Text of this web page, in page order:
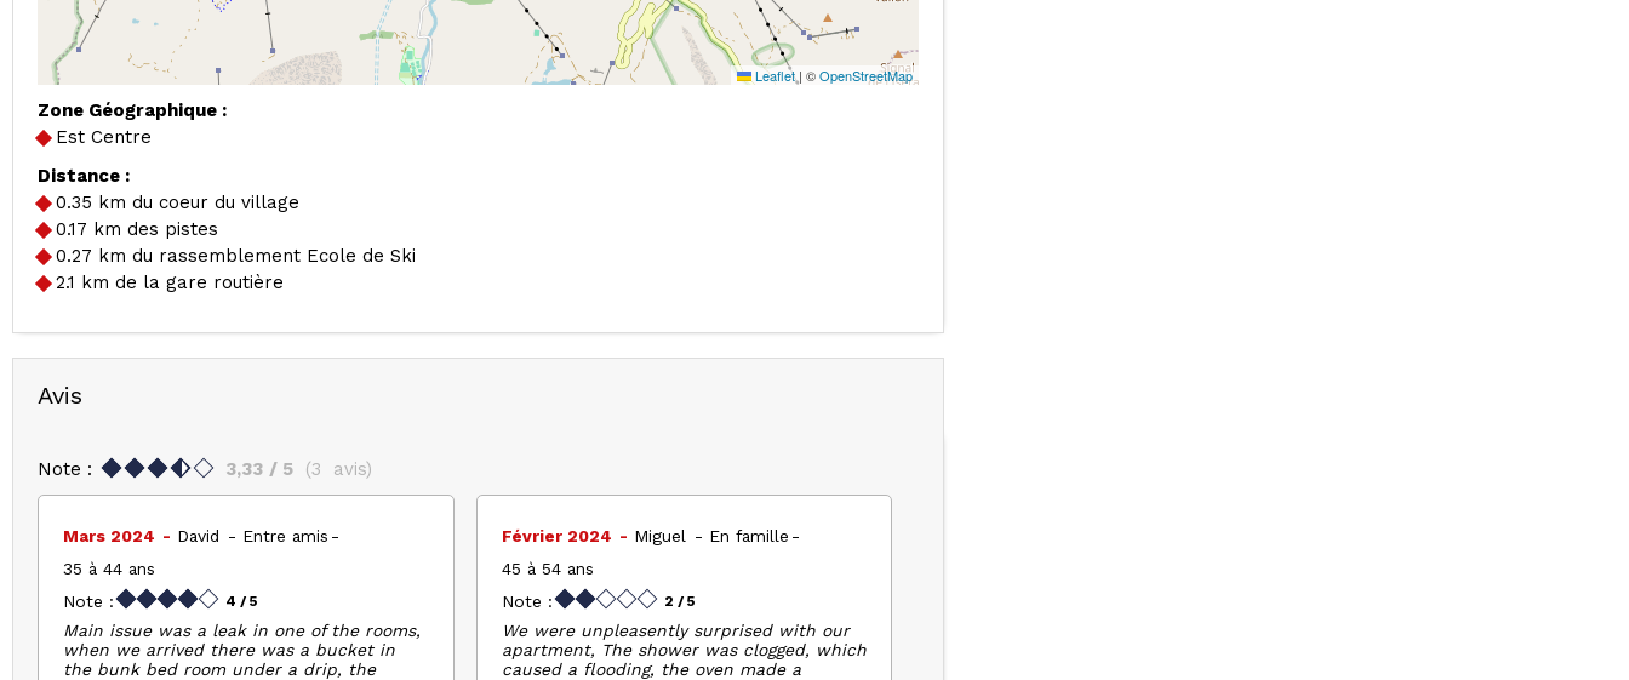
Leaflet | ©OpenStreetMap
Zone Géographique :
Est Centre
Distance :
0.35 km du coeur du village
0.17 km des pistes
0.27 km du rassemblement Ecole de Ski
2.1 km de la gare routière
Avis
Note : 3,33 / 5 (3 avis)
Mars 2024 David
Entre amis
35 à 44 ans
Note :
4 / 5
Main issue was a leak in one of the rooms,
when we arrived there was a bucket in
the bunk bed room under a drip, the
Février 2024 Miguel
En famille
45 à 54 ans
Note :
2 / 5
We were unpleasently surprised with our
apartment, The shower was clogged, which
caused a flooding, the oven made a